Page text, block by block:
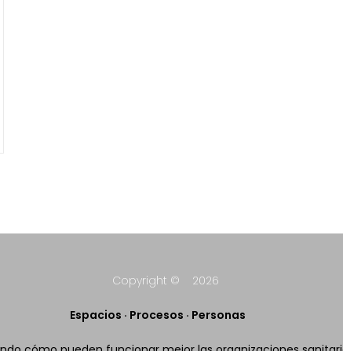
Copyright © 2026
Espacios · Procesos · Personas